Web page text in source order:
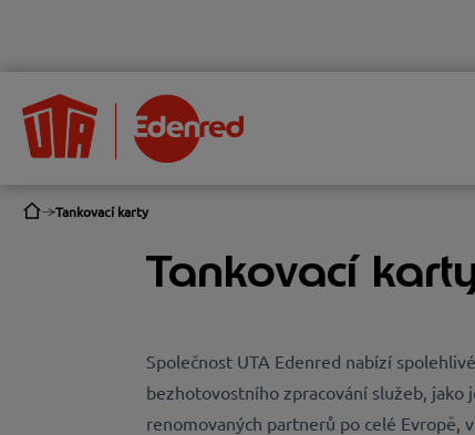
Tankovací karty
Tankovací
Společnost UTA Edenred nabízí
bezhotovostního zpracování služeb, jako
renomovaných partnerů po celé Evropě,